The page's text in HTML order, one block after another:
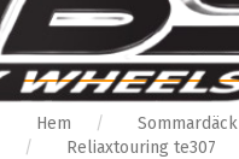
Hem Sommardäck
Reliaxtouring te307